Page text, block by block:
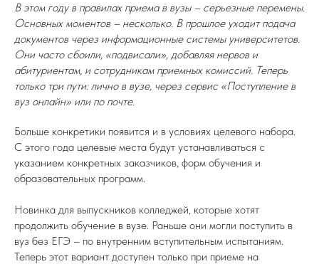
В этом году в правилах приема в вузы – серьезные перемены.
Основных моментов – несколько. В прошлое уходит подача
документов через информационные системы университетов.
Они часто сбоили, «подвисали», добавляя нервов и
абитуриентам, и сотрудникам приемных комиссий. Теперь
только три пути: лично в вузе, через сервис «Поступление в
вуз онлайн» или по почте.
Больше конкретики появится и в условиях целевого набора.
С этого года целевые места будут устанавливаться с
указанием конкретных заказчиков, форм обучения и
образовательных программ.
Новинка для выпускников колледжей, которые хотят
продолжить обучение в вузе. Раньше они могли поступить в
вуз без ЕГЭ – по внутренним вступительным испытаниям.
Теперь этот вариант доступен только при приеме на